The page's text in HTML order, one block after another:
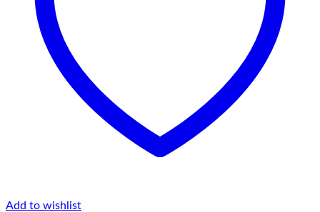
Add to wishlist